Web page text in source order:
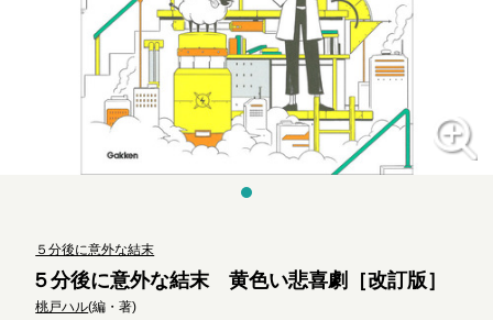
５分後に意外な結末
５分後に意外な結末 黄色い悲喜劇［改訂版］
桃戸ハル(編・著)